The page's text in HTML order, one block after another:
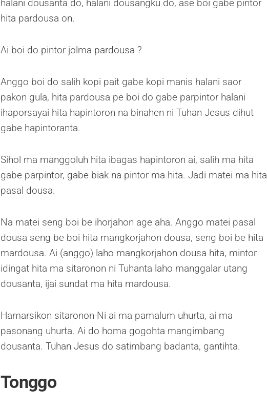
halani dousanta do, halani dousangku do, ase boi gabe pintor
hita pardousa on.
Ai boi do pintor jolma pardousa ?
Anggo boi do salih kopi pait gabe kopi manis halani saor
pakon gula, hita pardousa pe boi do gabe parpintor halani
ihaporsayai hita hapintoron na binahen ni Tuhan Jesus dihut
gabe hapintoranta.
Sihol ma manggoluh hita ibagas hapintoron ai, salih ma hita
gabe parpintor, gabe biak na pintor ma hita. Jadi matei ma hita
pasal dousa.
Na matei seng boi be ihorjahon age aha. Anggo matei pasal
dousa seng be boi hita mangkorjahon dousa, seng boi be hita
mardousa. Ai (anggo) laho mangkorjahon dousa hita, mintor
idingat hita ma sitaronon ni Tuhanta laho manggalar utang
dousanta, ijai sundat ma hita mardousa.
Hamarsikon sitaronon-Ni ai ma pamalum uhurta, ai ma
pasonang uhurta. Ai do homa gogohta mangimbang
dousanta. Tuhan Jesus do satimbang badanta, gantihta.
Tonggo